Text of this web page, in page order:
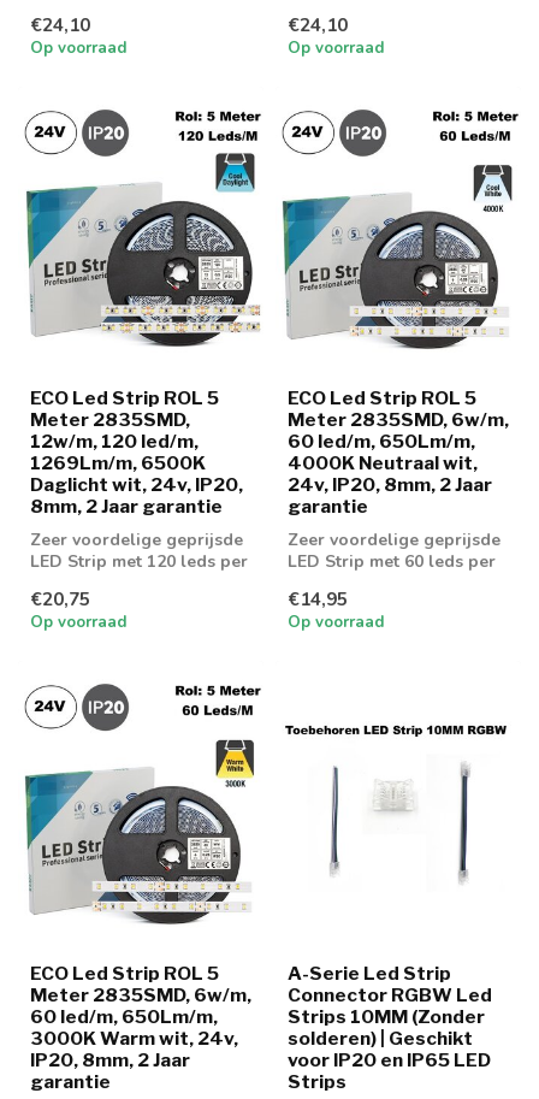
lic...
€24,10
Op voorraad
€24,10
Op voorraad
ECO Led Strip ROL 5
Meter 2835SMD,
12w/m, 120 led/m,
1269Lm/m, 6500K
Daglicht wit, 24v, IP20,
8mm, 2 Jaar garantie
Zeer voordelige geprijsde
LED Strip met 120 leds per
lic...
€20,75
Op voorraad
ECO Led Strip ROL 5
Meter 2835SMD, 6w/m,
60 led/m, 650Lm/m,
4000K Neutraal wit,
24v, IP20, 8mm, 2 Jaar
garantie
Zeer voordelige geprijsde
LED Strip met 60 leds per
licht...
€14,95
Op voorraad
ECO Led Strip ROL 5
Meter 2835SMD, 6w/m,
60 led/m, 650Lm/m,
3000K Warm wit, 24v,
IP20, 8mm, 2 Jaar
garantie
A-Serie Led Strip
Connector RGBW Led
Strips 10MM (Zonder
solderen) | Geschikt
voor IP20 en IP65 LED
Strips